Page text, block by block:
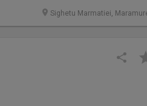
Sighetu Marmatiei,